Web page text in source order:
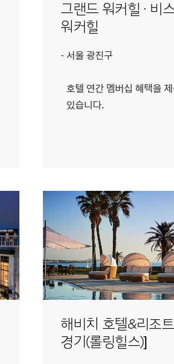
그랜드 워커힐 · 비
워커힐
서울 광진구
호텔 연간 멤버십 혜택을
있습니다.
해비치 호텔&리조
경기(롤링힐스)]